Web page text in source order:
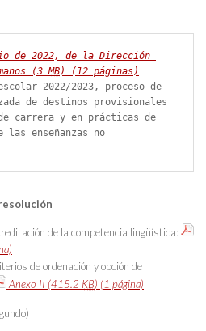
de 2022, de la Dirección
(3 MB)
(12 páginas)
2022/2023, proceso de
de destinos provisionales
carrera y en prácticas de
las enseñanzas no
de la competencia lingüística:
de ordenación y opción de
Anexo II (415.2 KB) (1 página)